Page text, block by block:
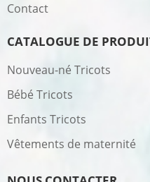
Contact
CATALOGUE DE
Nouveau-né Tricots
Bébé Tricots
Enfants Tricots
Vêtements de maternité